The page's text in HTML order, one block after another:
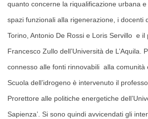
quanto concerne la riqualificazione urbana
spazi funzionali alla rigenerazione, i docenti
Torino, Antonio De Rossi e Loris Servillo e il
Francesco Zullo dell’Università de L’Aquila.
connesso alle fonti rinnovabili alla comunità
Scuola dell’idrogeno è intervenuto il
Prorettore alle politiche energetiche
Sapienza’. Si sono quindi avvicendati gli